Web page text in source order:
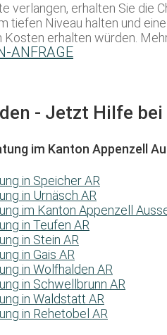
verlangen, erhalten Sie die
tiefen Niveau halten und
erhalten würden.
ANFRAGE
- Jetzt Hilfe
im Kanton Appenzell
in Speicher AR
in Urnäsch AR
im Kanton Appenzell
in Teufen AR
in Stein AR
in Gais AR
in Wolfhalden AR
in Schwellbrunn AR
in Waldstatt AR
in Rehetobel AR